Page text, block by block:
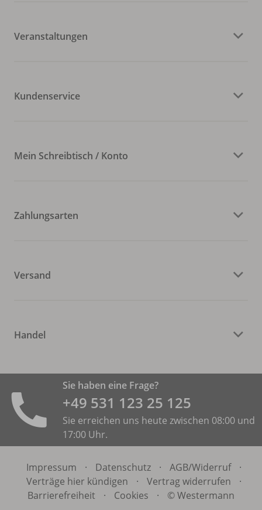
Veranstaltungen
Kundenservice
Mein Schreibtisch / Konto
Zahlungsarten
Versand
Handel
Sie haben eine Frage?
+49 531 ­123 25 125
Sie erreichen uns heute zwischen 08:00 und
17:00 Uhr.
Impressum · Datenschutz · AGB/Widerruf
·
Verträge hier kündigen
· Vertrag widerrufen
·
Barrierefreiheit
· Cookies · © Westermann